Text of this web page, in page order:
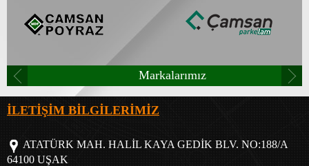
Markalarımız
İLETİŞİM BİLGİLERİMİZ
ATATÜRK MAH. HALİL KAYA GEDİK BLV. NO:188/A
64100 UŞAK